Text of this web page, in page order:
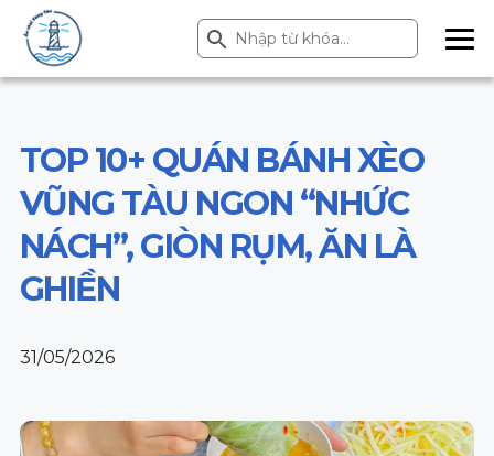
Search
for:
Search Button
ME
NU
TOP 10+ QUÁN BÁNH XÈO
VŨNG TÀU NGON “NHỨC
NÁCH”, GIÒN RỤM, ĂN LÀ
GHIỀN
31/05/2026